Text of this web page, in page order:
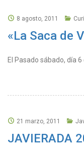
8 agosto, 2011
«La Saca de
El Pasado sábado, día
21 marzo, 2011
JAVIERADA